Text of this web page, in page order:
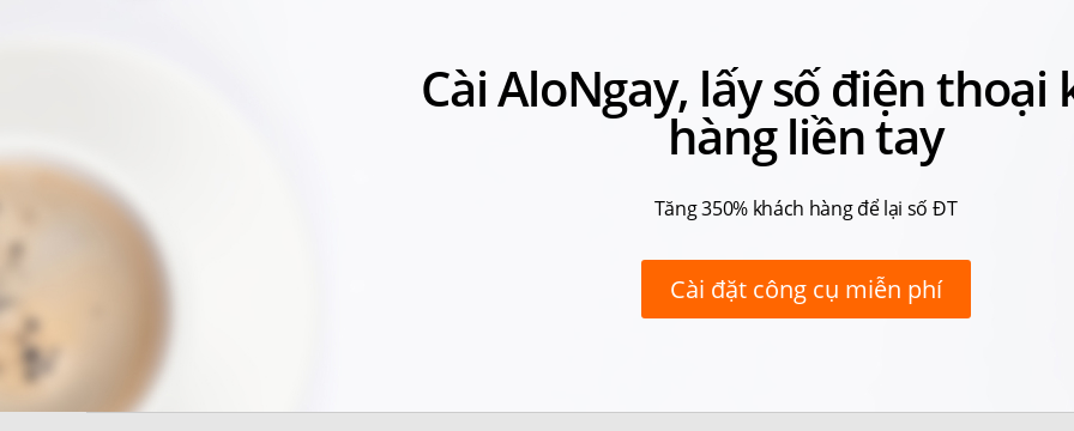
Cài AloNgay, lấy số điện thoại
hàng liền tay
Tăng 350% khách hàng để lại số ĐT
Cài đặt công cụ miễn phí